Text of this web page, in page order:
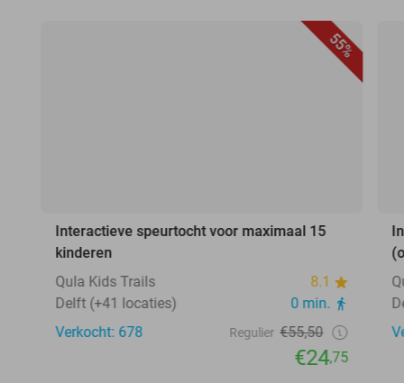
55%
Interactieve speurtocht voor maximaal 15
kinderen
Qula Kids Trails
8.1
Delft (+41 locaties)
0 min.
Verkocht: 678
Regulier €55,50
€24,75